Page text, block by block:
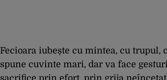
Fecioara iubește cu mintea, cu trupul,
spune cuvinte mari, dar va face